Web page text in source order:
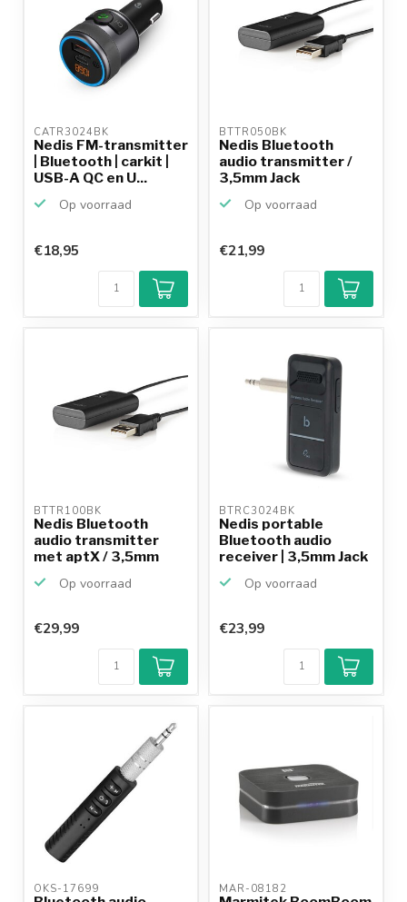
CATR3024BK
Nedis FM-transmitter
| Bluetooth | carkit |
USB-A QC en U...
Op voorraad
€18,95
BTTR050BK
Nedis Bluetooth
audio transmitter /
3,5mm Jack
Op voorraad
€21,99
BTTR100BK
Nedis Bluetooth
audio transmitter
met aptX / 3,5mm
Op voorraad
€29,99
BTRC3024BK
Nedis portable
Bluetooth audio
receiver | 3,5mm Jack
Op voorraad
€23,99
OKS-17699 MAR-08182